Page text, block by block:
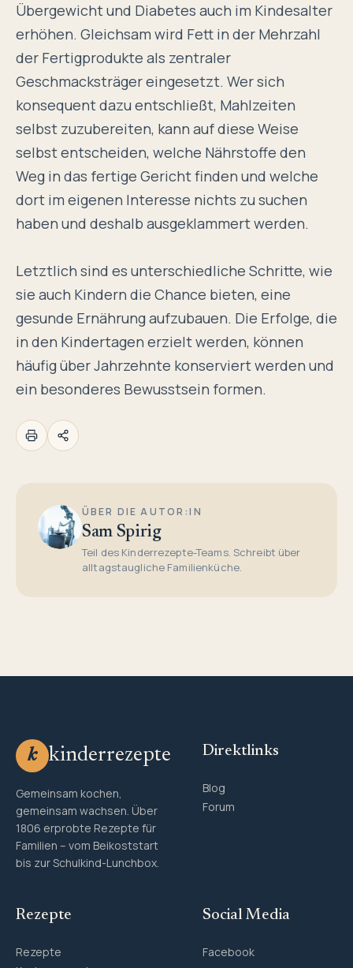
Übergewicht und Diabetes auch im Kindesalter
erhöhen. Gleichsam wird Fett in der Mehrzahl
der Fertigprodukte als zentraler
Geschmacksträger eingesetzt. Wer sich
konsequent dazu entschließt, Mahlzeiten
selbst zuzubereiten, kann auf diese Weise
selbst entscheiden, welche Nährstoffe den
Weg in das fertige Gericht finden und welche
dort im eigenen Interesse nichts zu suchen
haben und deshalb ausgeklammert werden.
Letztlich sind es unterschiedliche Schritte, wie
sie auch Kindern die Chance bieten, eine
gesunde Ernährung aufzubauen. Die Erfolge, die
in den Kindertagen erzielt werden, können
häufig über Jahrzehnte konserviert werden und
ein besonderes Bewusstsein formen.
ÜBER DIE AUTOR:IN
Sam Spirig
Teil des Kinderrezepte-Teams. Schreibt über
alltagstaugliche Familienküche.
k kinderrezepte
Gemeinsam kochen,
gemeinsam wachsen. Über
1806 erprobte Rezepte für
Familien – vom Beikoststart
bis zur Schulkind-Lunchbox.
Direktlinks
Blog
Forum
Rezepte
Rezepte
Social Media
Facebook